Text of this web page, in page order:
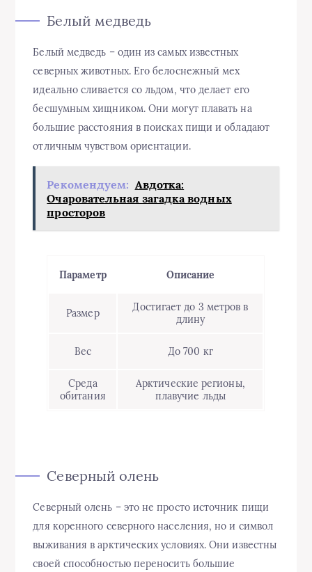
Белый медведь
Белый медведь – один из самых известных
северных животных. Его белоснежный мех
идеально сливается со льдом, что делает его
бесшумным хищником. Они могут плавать на
большие расстояния в поисках пищи и обладают
отличным чувством ориентации.
Рекомендуем: Авдотка:
Очаровательная загадка водных
просторов
Параметр Описание
Размер
Достигает до 3 метров в
длину
Вес До 700 кг
Среда
обитания
Арктические регионы,
плавучие льды
Северный олень
Северный олень – это не просто источник пищи
для коренного северного населения, но и символ
выживания в арктических условиях. Они известны
своей способностью переносить большие